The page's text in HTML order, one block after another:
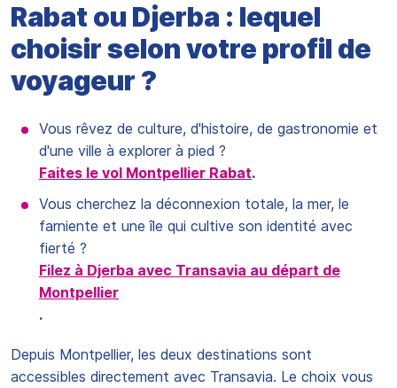
Rabat ou Djerba : lequel
choisir selon votre profil de
voyageur ?
Vous rêvez de culture, d'histoire, de gastronomie et
d'une ville à explorer à pied ?
Faites le vol Montpellier Rabat.
Vous cherchez la déconnexion totale, la mer, le
farniente et une île qui cultive son identité avec
fierté ?
Filez à Djerba avec Transavia au départ de
Montpellier
.
Depuis Montpellier, les deux destinations sont
accessibles directement avec Transavia. Le choix vous